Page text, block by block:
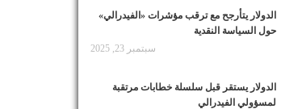
الدولار يتأرجح مع ترقب مؤشرات «الفيدرالي»
حول السياسة النقدية
سبتمبر 23, 2025
الدولار يستقر قبل سلسلة خطابات مرتقبة
لمسؤولي الفيدرالي